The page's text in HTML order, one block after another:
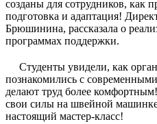
созданы для сотрудников, как
подготовка и адаптация!
Брюшинина, рассказала о
программах поддержки.
Студенты увидели, как
познакомились с
делают труд более
свои силы на швейной
настоящий мастер-класс!